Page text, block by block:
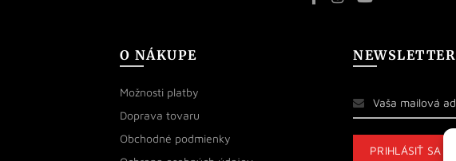
O NÁKUPE
Možnosti platby
Doprava tovaru
Obchodné podmienky
NEWSLETTER